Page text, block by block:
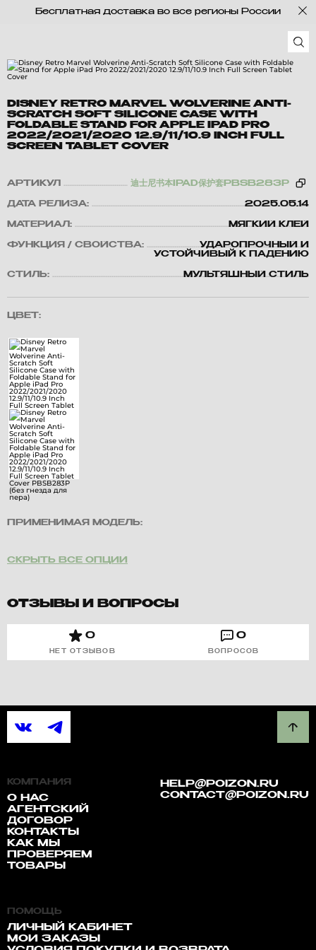
Бесплатная доставка во все регионы России
DISNEY RETRO MARVEL WOLVERINE ANTI-
SCRATCH SOFT SILICONE CASE WITH
FOLDABLE STAND FOR APPLE IPAD PRO
2022/2021/2020 12.9/11/10.9 INCH FULL
SCREEN TABLET COVER
АРТИКУЛ 迪士尼书本IPAD保护套PBSB283P
ДАТА РЕЛИЗА: 2025.05.14
МАТЕРИАЛ: МЯГКИЙ КЛЕЙ
ФУНКЦИЯ / СВОЙСТВА:
УДАРОПРОЧНЫЙ И
УСТОЙЧИВЫЙ К ПАДЕНИЮ
СТИЛЬ: МУЛЬТЯШНЫЙ СТИЛЬ
ЦВЕТ:
ПРИМЕНИМАЯ МОДЕЛЬ:
СКРЫТЬ ВСЕ ОПЦИИ
ОТЗЫВЫ И ВОПРОСЫ
0
НЕТ ОТЗЫВОВ
0
ВОПРОСОВ
КОМПАНИЯ
О НАС
АГЕНТСКИЙ
ДОГОВОР
КОНТАКТЫ
КАК МЫ
ПРОВЕРЯЕМ
ТОВАРЫ
HELP@POIZON.RU
CONTACT@POIZON.RU
ПОМОЩЬ
ЛИЧНЫЙ КАБИНЕТ
МОИ ЗАКАЗЫ